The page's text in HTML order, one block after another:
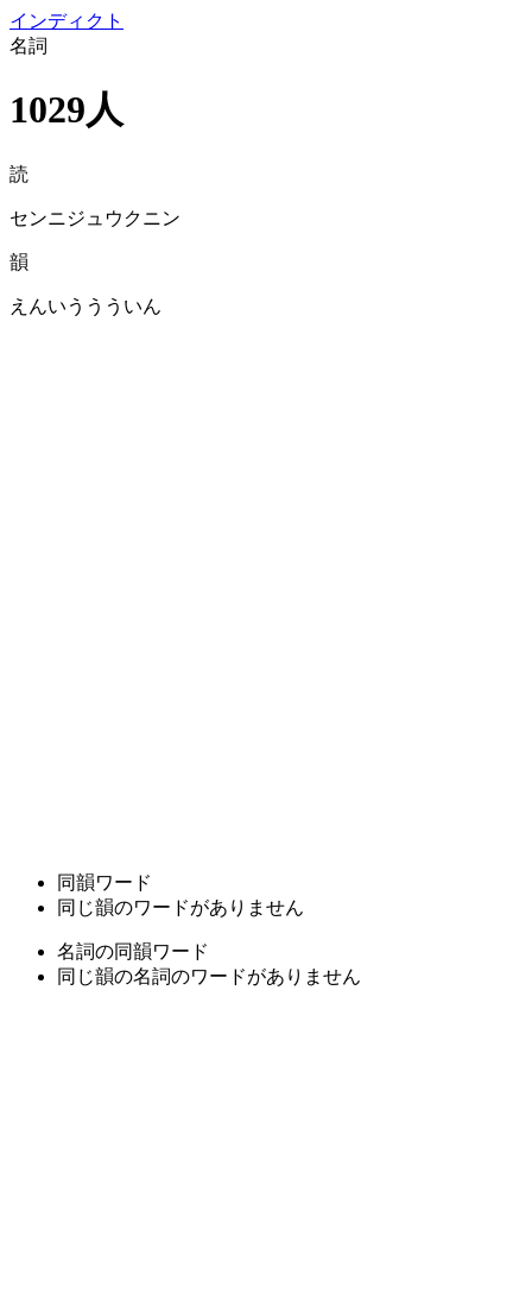
インディクト
名詞
1029人
読
センニジュウクニン
韻
えんいううういん
同韻ワード
同じ韻のワードがありません
名詞の同韻ワード
同じ韻の名詞のワードがありません